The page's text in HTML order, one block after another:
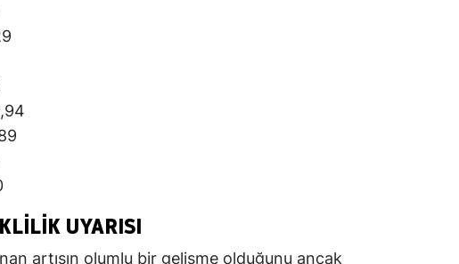
UYARISI
artışın olumlu bir gelişme olduğunu ancak